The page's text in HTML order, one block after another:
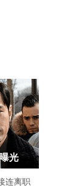
光
连离职